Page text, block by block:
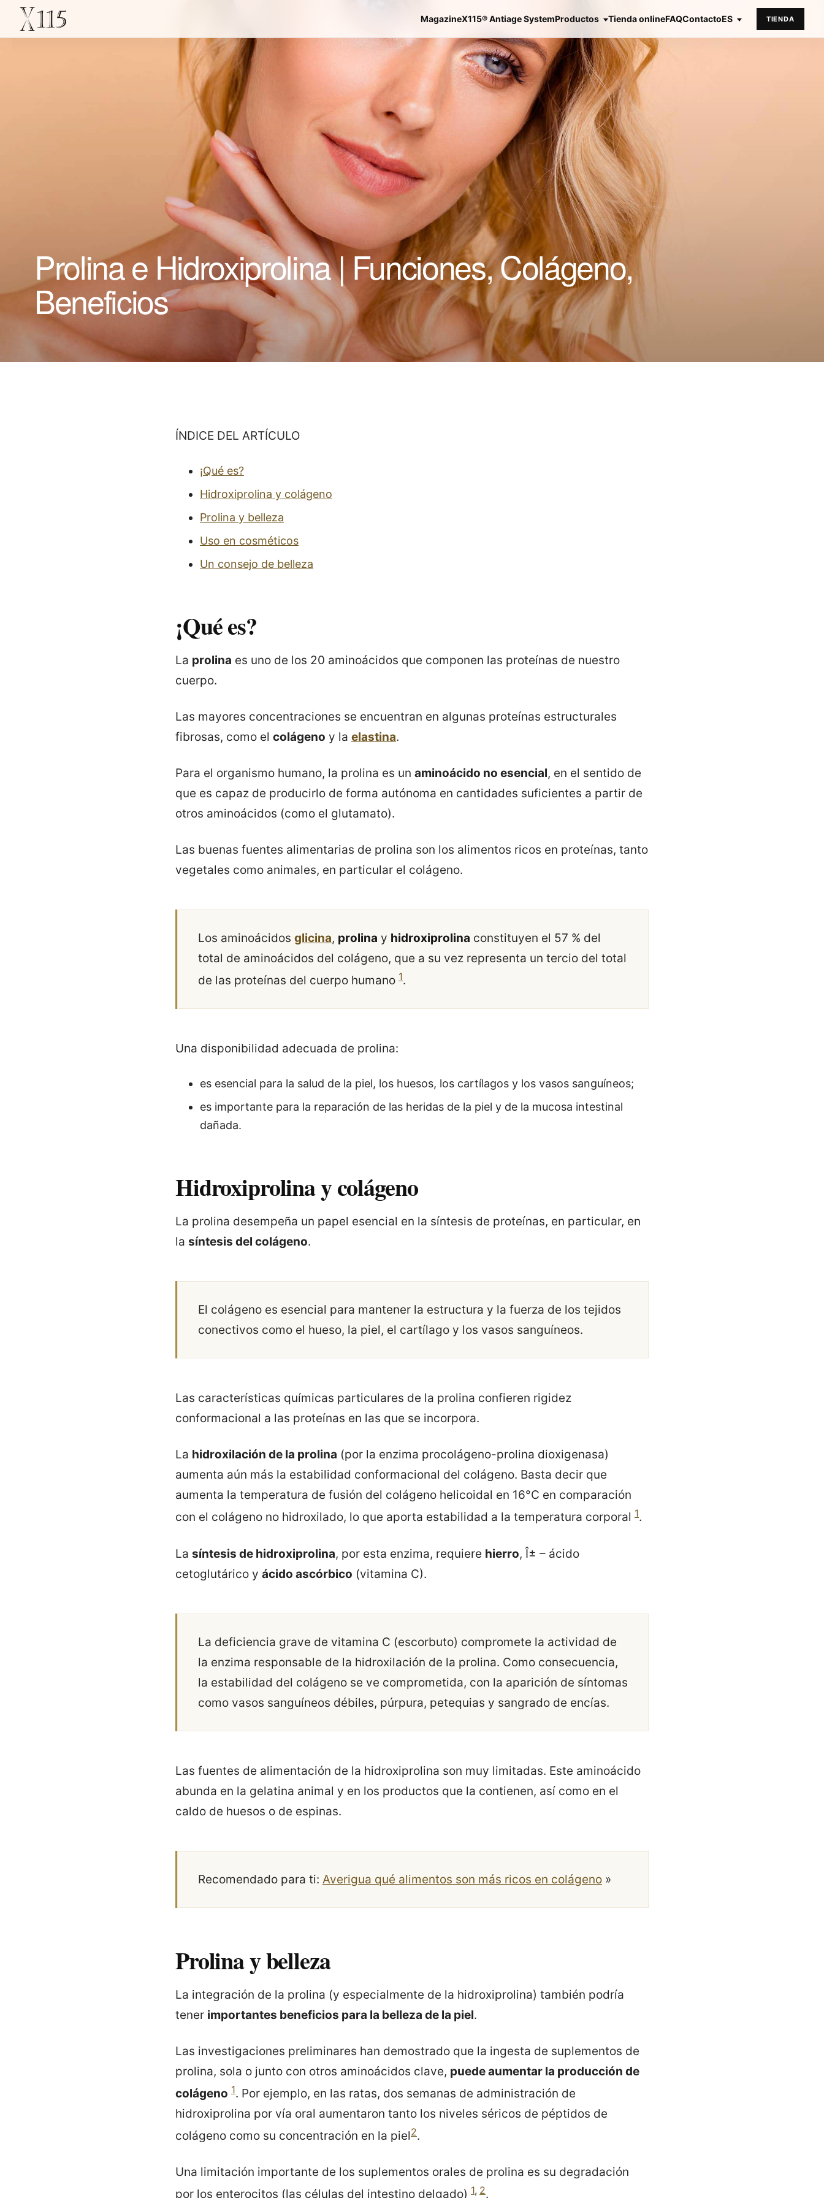
MagazineX115® Antiage SystemProductos Tienda onlineFAQContactoES TIENDA
Prolina e Hidroxiprolina | Funciones, Colágeno,
Beneficios
ÍNDICE DEL ARTÍCULO
¡Qué es?
Hidroxiprolina y colágeno
Prolina y belleza
Uso en cosméticos
Un consejo de belleza
¡Qué es?
La prolina es uno de los 20 aminoácidos que componen las proteínas de nuestro
cuerpo.
Las mayores concentraciones se encuentran en algunas proteínas estructurales
fibrosas, como el colágeno y la elastina.
Para el organismo humano, la prolina es un aminoácido no esencial, en el sentido de
que es capaz de producirlo de forma autónoma en cantidades suficientes a partir de
otros aminoácidos (como el glutamato).
Las buenas fuentes alimentarias de prolina son los alimentos ricos en proteínas, tanto
vegetales como animales, en particular el colágeno.
Los aminoácidos glicina, prolina y hidroxiprolina constituyen el 57 % del
total de aminoácidos del colágeno, que a su vez representa un tercio del total
de las proteínas del cuerpo humano 1.
Una disponibilidad adecuada de prolina:
es esencial para la salud de la piel, los huesos, los cartílagos y los vasos sanguíneos;
es importante para la reparación de las heridas de la piel y de la mucosa intestinal
dañada.
Hidroxiprolina y colágeno
La prolina desempeña un papel esencial en la síntesis de proteínas, en particular, en
la síntesis del colágeno.
El colágeno es esencial para mantener la estructura y la fuerza de los tejidos
conectivos como el hueso, la piel, el cartílago y los vasos sanguíneos.
Las características químicas particulares de la prolina confieren rigidez
conformacional a las proteínas en las que se incorpora.
La hidroxilación de la prolina (por la enzima procolágeno-prolina dioxigenasa)
aumenta aún más la estabilidad conformacional del colágeno. Basta decir que
aumenta la temperatura de fusión del colágeno helicoidal en 16°C en comparación
con el colágeno no hidroxilado, lo que aporta estabilidad a la temperatura corporal 1.
La síntesis de hidroxiprolina, por esta enzima, requiere hierro, Î± – ácido
cetoglutárico y ácido ascórbico (vitamina C).
La deficiencia grave de vitamina C (escorbuto) compromete la actividad de
la enzima responsable de la hidroxilación de la prolina. Como consecuencia,
la estabilidad del colágeno se ve comprometida, con la aparición de síntomas
como vasos sanguíneos débiles, púrpura, petequias y sangrado de encías.
Las fuentes de alimentación de la hidroxiprolina son muy limitadas. Este aminoácido
abunda en la gelatina animal y en los productos que la contienen, así como en el
caldo de huesos o de espinas.
Recomendado para ti: Averigua qué alimentos son más ricos en colágeno »
Prolina y belleza
La integración de la prolina (y especialmente de la hidroxiprolina) también podría
tener importantes beneficios para la belleza de la piel.
Las investigaciones preliminares han demostrado que la ingesta de suplementos de
prolina, sola o junto con otros aminoácidos clave, puede aumentar la producción de
colágeno 1. Por ejemplo, en las ratas, dos semanas de administración de
hidroxiprolina por vía oral aumentaron tanto los niveles séricos de péptidos de
colágeno como su concentración en la piel2.
Una limitación importante de los suplementos orales de prolina es su degradación
por los enterocitos (las células del intestino delgado) 1, 2.